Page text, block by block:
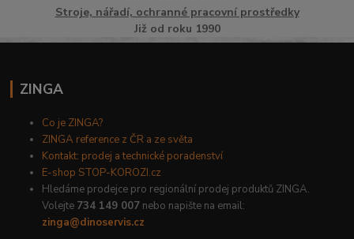
Stroje, nářadí, ochranné pracovní prostředky
Již od roku 1990
ZINGA
Co je ZINGA?
ZINGA reference z ČR a ze světa
Kontakt: prodej a technické poradenství
E-shop STOP-KOROZI.cz
Hledáme prodejce pro regionální prodej produktů ZINGA.
Volejte 734 149 007 nebo napište na email:
zinga@dinoservis.cz